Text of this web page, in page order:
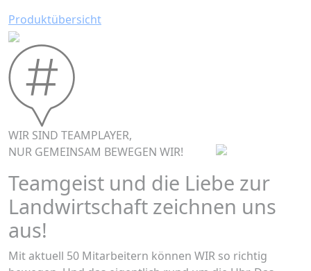
Produktübersicht
WIR SIND TEAMPLAYER,
NUR GEMEINSAM BEWEGEN WIR!
Teamgeist und die Liebe zur
Landwirtschaft zeichnen uns
aus!
Mit aktuell 50 Mitarbeitern können WIR so richtig